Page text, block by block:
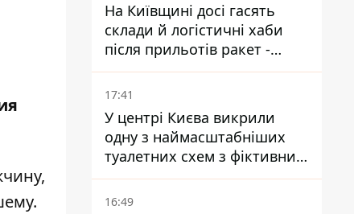
На Київщині досі гасять
склади й логістичні хаби
після прильотів ракет -
ДСНС
17:41
У центрі Києва викрили
одну з наймасштабніших
туалетних схем з фіктивним
будинком
16:49